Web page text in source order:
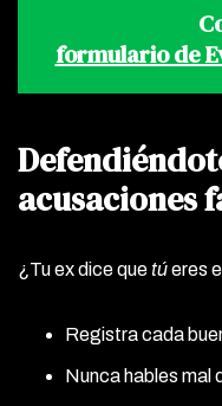
formulario de
acusaciones
¿Tu ex dice que túeres
Registra cada
Nunca hables mal